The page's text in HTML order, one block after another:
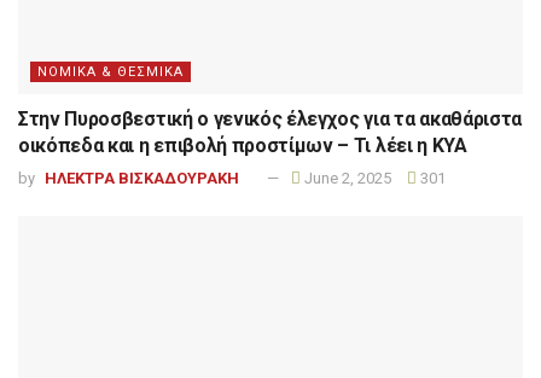
ΝΟΜΙΚΑ & ΘΕΣΜΙΚΑ
Στην Πυροσβεστική ο γενικός έλεγχος για τα ακαθάριστα
οικόπεδα και η επιβολή προστίμων – Τι λέει η ΚΥΑ
by ΗΛΕΚΤΡΑ ΒΙΣΚΑΔΟΥΡΑΚΗ June 2, 2025 301